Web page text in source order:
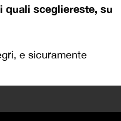
scegliereste, su
e sicuramente